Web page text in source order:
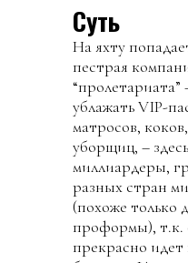
Суть
На яхту
пестрая
ублажать VIP-
матросов,
уборщиц, –
миллиардеры,
разных стран
(похоже только
проформы), т.к.
прекрасно